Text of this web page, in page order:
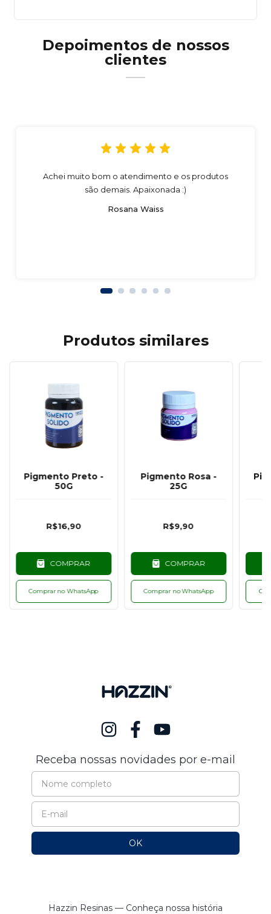
Depoimentos de nossos
clientes
Achei muito bom o atendimento e os produtos
são demais. Apaixonada :)
Rosana Waiss
Produtos similares
Pigmento Preto -
50G
R$16,90
COMPRAR
Comprar no WhatsApp
Pigmento Rosa -
25G
R$9,90
COMPRAR
Comprar no WhatsApp
Receba nossas novidades por e-mail
Hazzin Resinas — Conheça nossa história